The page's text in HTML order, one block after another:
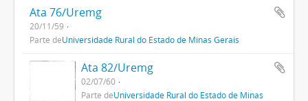
Ata 76/Uremg
20/11/59
Parte deUniversidade Rural do Estado de Minas Gerais
Ata 82/Uremg
02/07/60
Parte deUniversidade Rural do Estado de Minas